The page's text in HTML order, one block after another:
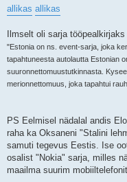
allikas allikas
Ilmselt oli sarja
"Estonia on ns. event-sarja, joka
tapahtuneesta autolautta Estonian
suuronnettomuustutkinnasta.
merionnettomuus, joka tapahtui
PS Eelmisel nädalal andis
raha ka Oksaneni "Stalini
samuti tegevus Eestis. Ise
osalist "Nokia" sarja, milles
maailma suurim